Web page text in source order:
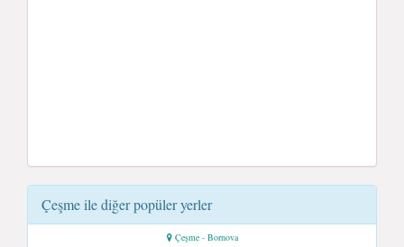
Çeşme ile diğer popüler yerler
Çeşme - Bornova